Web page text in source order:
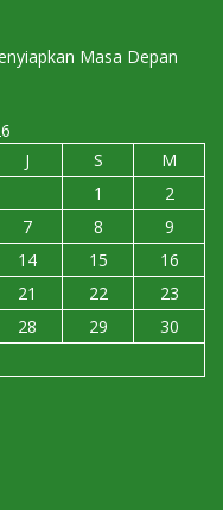
Masa Depan
J S
M
1
2
7 8
9
14 15
16
21 22
23
28 29
30